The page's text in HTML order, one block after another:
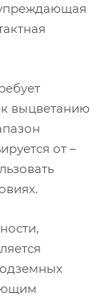
выцветанию
от –